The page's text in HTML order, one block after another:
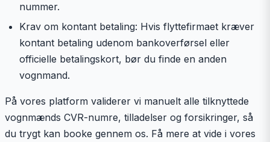
nummer.
Krav om kontant betaling: Hvis flyttefirmaet kræver
kontant betaling udenom bankoverførsel eller
officielle betalingskort, bør du finde en anden
vognmand.
På vores platform validerer vi manuelt alle tilknyttede
vognmænds CVR-numre, tilladelser og forsikringer, så
du trygt kan booke gennem os. Få mere at vide i vores